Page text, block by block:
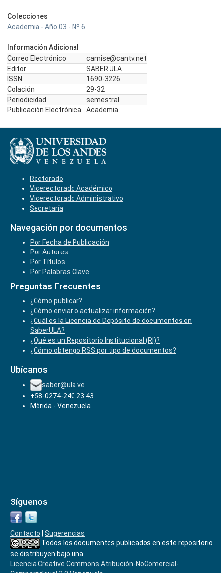
Colecciones
Academia - Año 03 - Nº 6
Información Adicional
Correo Electrónico
camise@cantv.net
Editor
SABER ULA
ISSN
1690-3226
Colación
29-32
Periodicidad
semestral
Publicación Electrónica
Academia
Rectorado
Vicerectorado Académico
Vicerectorado Administrativo
Secretaría
Navegación por documentos
Por Fecha de Publicación
Por Autores
Por Títulos
Por Palabras Clave
Preguntas Frecuentes
¿Cómo publicar?
¿Cómo enviar o actualizar información?
¿Cuál es la Licencia de Depósito de documentos en
SaberULA?
¿Qué es un Repositorio Institucional (RI)?
¿Cómo obtengo RSS por tipo de documentos?
Ubícanos
saber@ula.ve
+58-0274-240.23.43
Mérida - Venezuela
Síguenos
Contacto
Sugerencias
Todos los documentos publicados en este repositorio
se distribuyen bajo una
Licencia Creative Commons Atribución-NoComercial-